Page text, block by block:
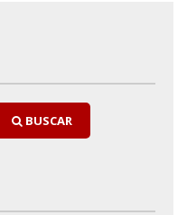
BUSCAR